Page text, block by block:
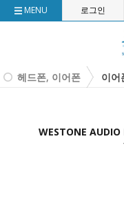
MENU 로그인
헤드폰, 이어폰 이어
WESTONE